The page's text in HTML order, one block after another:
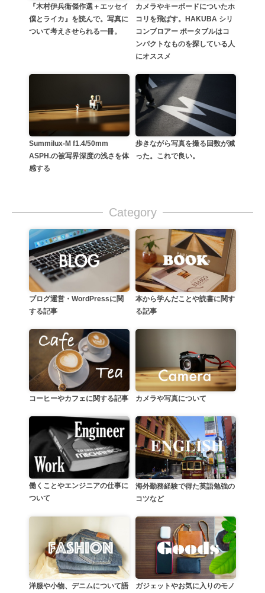
『木村伊兵衛傑作選＋エッセイ
僕とライカ』を読んで。写真に
ついて考えさせられる一冊。
カメラやキーボードについたホ
コリを飛ばす。HAKUBA シリ
コンブロアー ポータブルはコ
ンパクトなものを探している人
にオススメ
Summilux-M f1.4/50mm
ASPH.の被写界深度の浅さを体
感する
歩きながら写真を撮る回数が減
った。これで良い。
Category
ブログ運営・WordPressに関
する記事
本から学んだことや読書に関す
る記事
コーヒーやカフェに関する記事 カメラや写真について
働くことやエンジニアの仕事に
ついて
海外勤務経験で得た英語勉強の
コツなど
洋服や小物、デニムについて語
ガジェットやお気に入りのモノ